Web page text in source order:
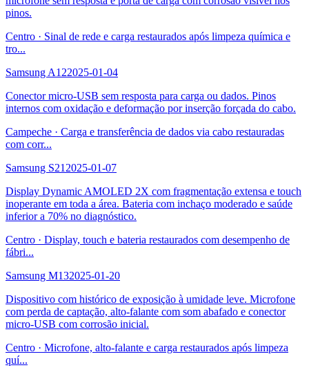
pinos.
Centro · Sinal de rede e carga restaurados após limpeza química e
tro...
Samsung A122025-01-04
Conector micro-USB sem resposta para carga ou dados. Pinos
internos com oxidação e deformação por inserção forçada do cabo.
Campeche · Carga e transferência de dados via cabo restauradas
com corr...
Samsung S21 2025-01-07
Display Dynamic AMOLED 2X com fragmentação extensa e touch
inoperante em toda a área. Bateria com inchaço moderado e saúde
inferior a 70% no diagnóstico.
Centro · Display, touch e bateria restaurados com desempenho de
fábri...
Samsung M132025-01-20
Dispositivo com histórico de exposição à umidade leve. Microfone
com perda de captação, alto-falante com som abafado e conector
micro-USB com corrosão inicial.
Centro · Microfone, alto-falante e carga restaurados após limpeza
quí...